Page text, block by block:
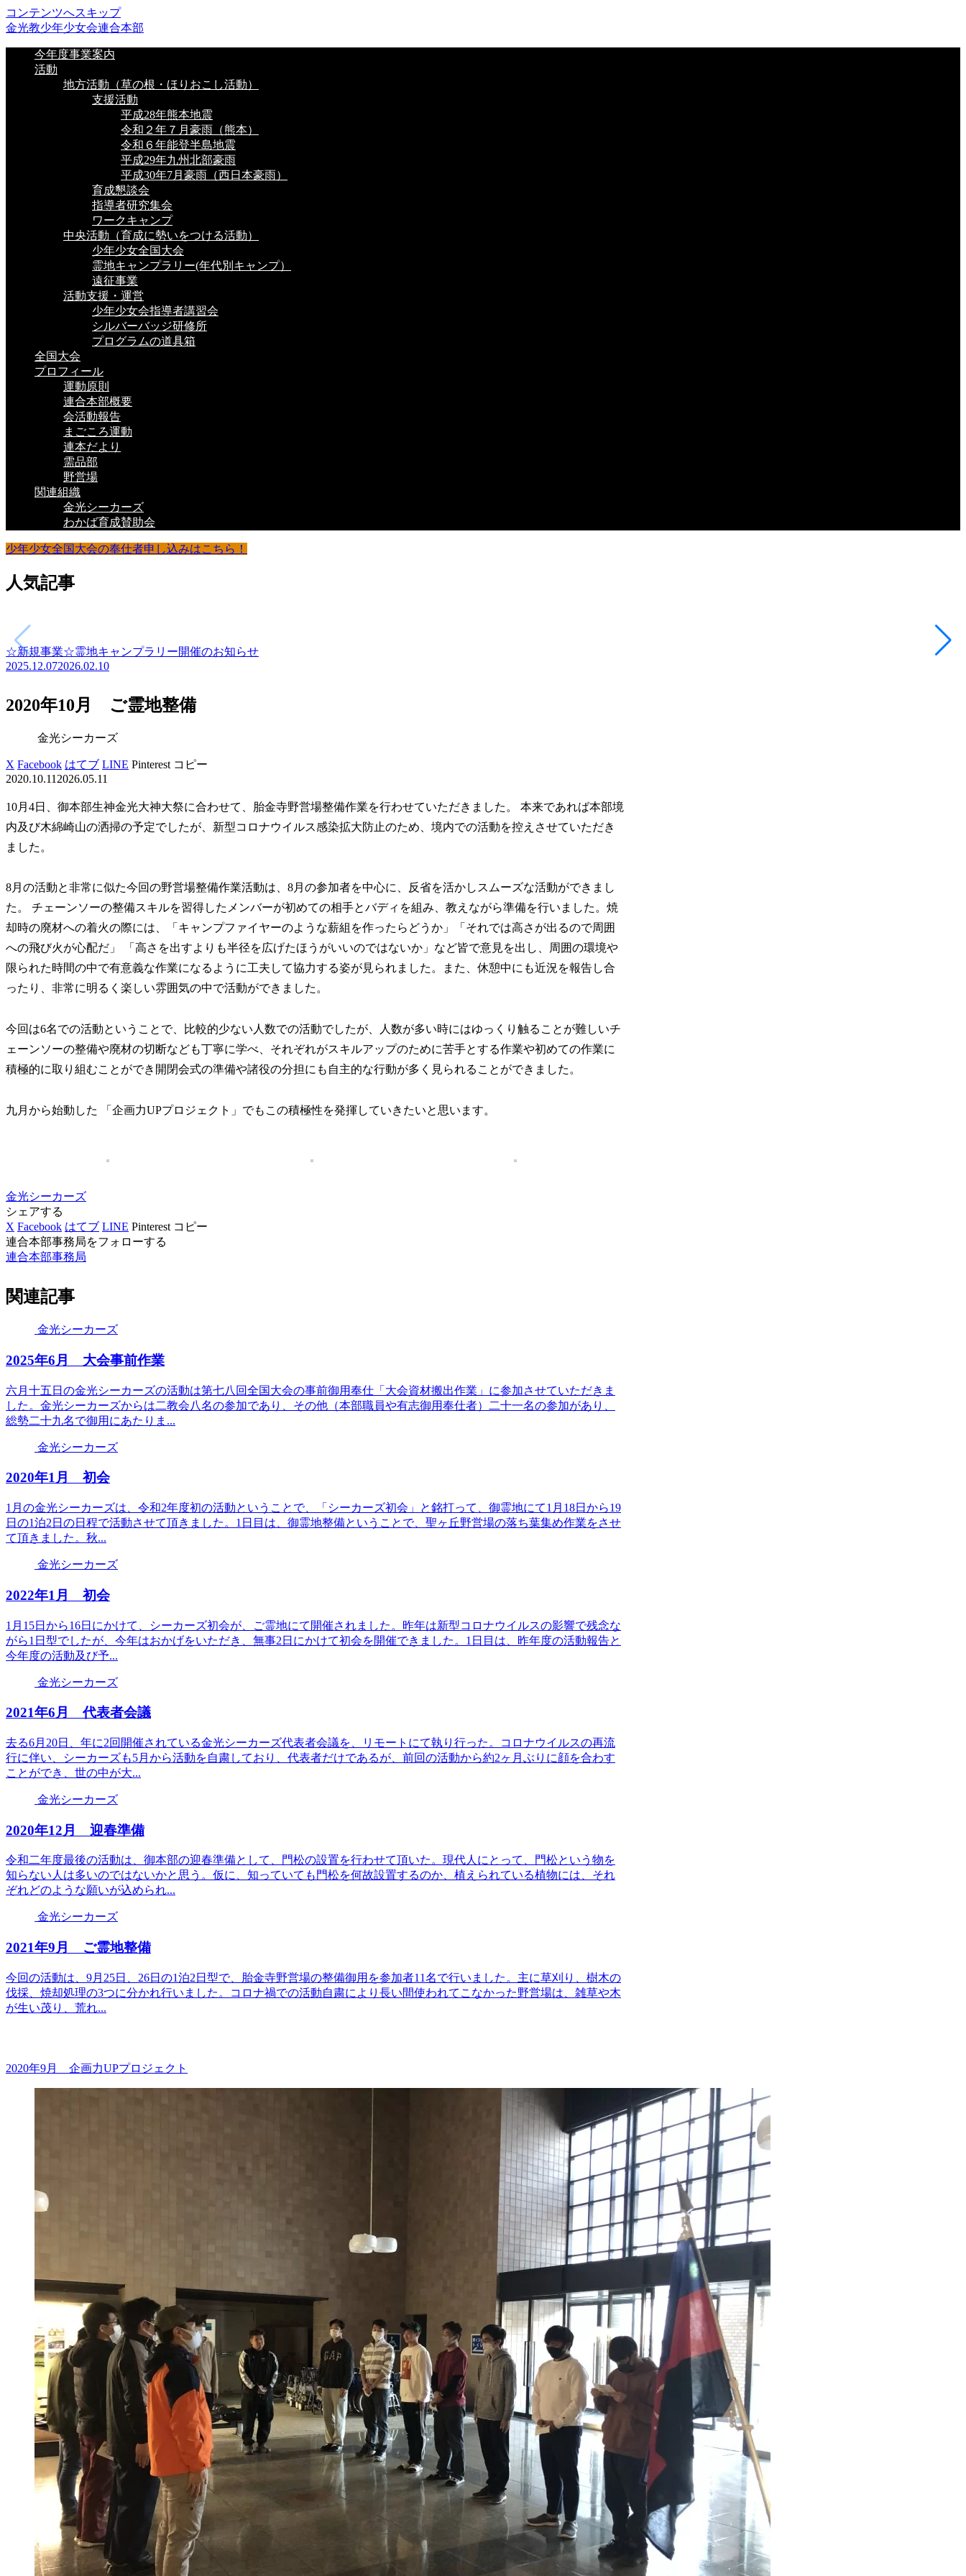
コンテンツへスキップ
金光教少年少女会連合本部
今年度事業案内
活動
地方活動（草の根・ほりおこし活動）
支援活動
平成28年熊本地震
令和２年７月豪雨（熊本）
令和６年能登半島地震
平成29年九州北部豪雨
平成30年7月豪雨（西日本豪雨）
育成懇談会
指導者研究集会
ワークキャンプ
中央活動（育成に勢いをつける活動）
少年少女全国大会
霊地キャンプラリー(年代別キャンプ）
遠征事業
活動支援・運営
少年少女会指導者講習会
シルバーバッジ研修所
プログラムの道具箱
全国大会
プロフィール
運動原則
連合本部概要
会活動報告
まごころ運動
連本だより
需品部
野営場
関連組織
金光シーカーズ
わかば育成賛助会
少年少女全国大会の奉仕者申し込みはこちら！
人気記事
☆新規事業☆霊地キャンプラリー開催のお知らせ
2025.12.072026.02.10
2020年10月 ご霊地整備
金光シーカーズ
X Facebook はてブ LINE Pinterest コピー
2020.10.11 2026.05.11
10月4日、御本部生神金光大神大祭に合わせて、胎金寺野営場整備作業を行わせていただきました。 本来であれば本部境
内及び木綿崎山の洒掃の予定でしたが、新型コロナウイルス感染拡大防止のため、境内での活動を控えさせていただき
ました。
8月の活動と非常に似た今回の野営場整備作業活動は、8月の参加者を中心に、反省を活かしスムーズな活動ができまし
た。 チェーンソーの整備スキルを習得したメンバーが初めての相手とバディを組み、教えながら準備を行いました。焼
却時の廃材への着火の際には、「キャンプファイヤーのような薪組を作ったらどうか」「それでは高さが出るので周囲
への飛び火が心配だ」 「高さを出すよりも半径を広げたほうがいいのではないか」など皆で意見を出し、周囲の環境や
限られた時間の中で有意義な作業になるように工夫して協力する姿が見られました。また、休憩中にも近況を報告し合
ったり、非常に明るく楽しい雰囲気の中で活動ができました。
今回は6名での活動ということで、比較的少ない人数での活動でしたが、人数が多い時にはゆっくり触ることが難しいチ
ェーンソーの整備や廃材の切断なども丁寧に学べ、それぞれがスキルアップのために苦手とする作業や初めての作業に
積極的に取り組むことができ開閉会式の準備や諸役の分担にも自主的な行動が多く見られることができました。
九月から始動した 「企画力UPプロジェクト」でもこの積極性を発揮していきたいと思います。
金光シーカーズ
シェアする
X Facebook はてブ LINE Pinterest コピー
連合本部事務局をフォローする
連合本部事務局
関連記事
金光シーカーズ
2025年6月 大会事前作業
六月十五日の金光シーカーズの活動は第七八回全国大会の事前御用奉仕「大会資材搬出作業」に参加させていただきま
した。金光シーカーズからは二教会八名の参加であり、その他（本部職員や有志御用奉仕者）二十一名の参加があり、
総勢二十九名で御用にあたりま...
金光シーカーズ
2020年1月 初会
1月の金光シーカーズは、令和2年度初の活動ということで、「シーカーズ初会」と銘打って、御霊地にて1月18日から19
日の1泊2日の日程で活動させて頂きました。1日目は、御霊地整備ということで、聖ヶ丘野営場の落ち葉集め作業をさせ
て頂きました。秋...
金光シーカーズ
2022年1月 初会
1月15日から16日にかけて、シーカーズ初会が、ご霊地にて開催されました。昨年は新型コロナウイルスの影響で残念な
がら1日型でしたが、今年はおかげをいただき、無事2日にかけて初会を開催できました。1日目は、昨年度の活動報告と
今年度の活動及び予...
金光シーカーズ
2021年6月 代表者会議
去る6月20日、年に2回開催されている金光シーカーズ代表者会議を、リモートにて執り行った。コロナウイルスの再流
行に伴い、シーカーズも5月から活動を自粛しており、代表者だけであるが、前回の活動から約2ヶ月ぶりに顔を合わす
ことができ、世の中が大...
金光シーカーズ
2020年12月 迎春準備
令和二年度最後の活動は、御本部の迎春準備として、門松の設置を行わせて頂いた。現代人にとって、門松という物を
知らない人は多いのではないかと思う。仮に、知っていても門松を何故設置するのか、植えられている植物には、それ
ぞれどのような願いが込められ...
金光シーカーズ
2021年9月 ご霊地整備
今回の活動は、9月25日、26日の1泊2日型で、胎金寺野営場の整備御用を参加者11名で行いました。主に草刈り、樹木の
伐採、焼却処理の3つに分かれ行いました。コロナ禍での活動自粛により長い間使われてこなかった野営場は、雑草や木
が生い茂り、荒れ...
2020年9月 企画力UPプロジェクト